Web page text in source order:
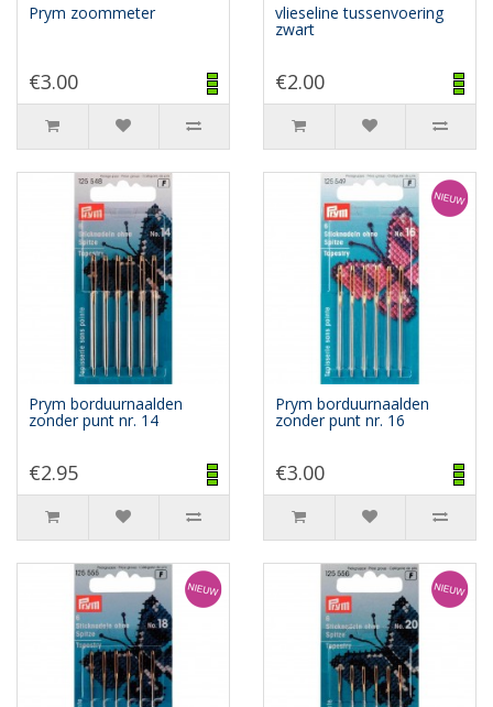
Prym zoommeter
€3.00
vlieseline tussenvoering
zwart
€2.00
Prym borduurnaalden
zonder punt nr. 14
€2.95
Prym borduurnaalden
zonder punt nr. 16
€3.00